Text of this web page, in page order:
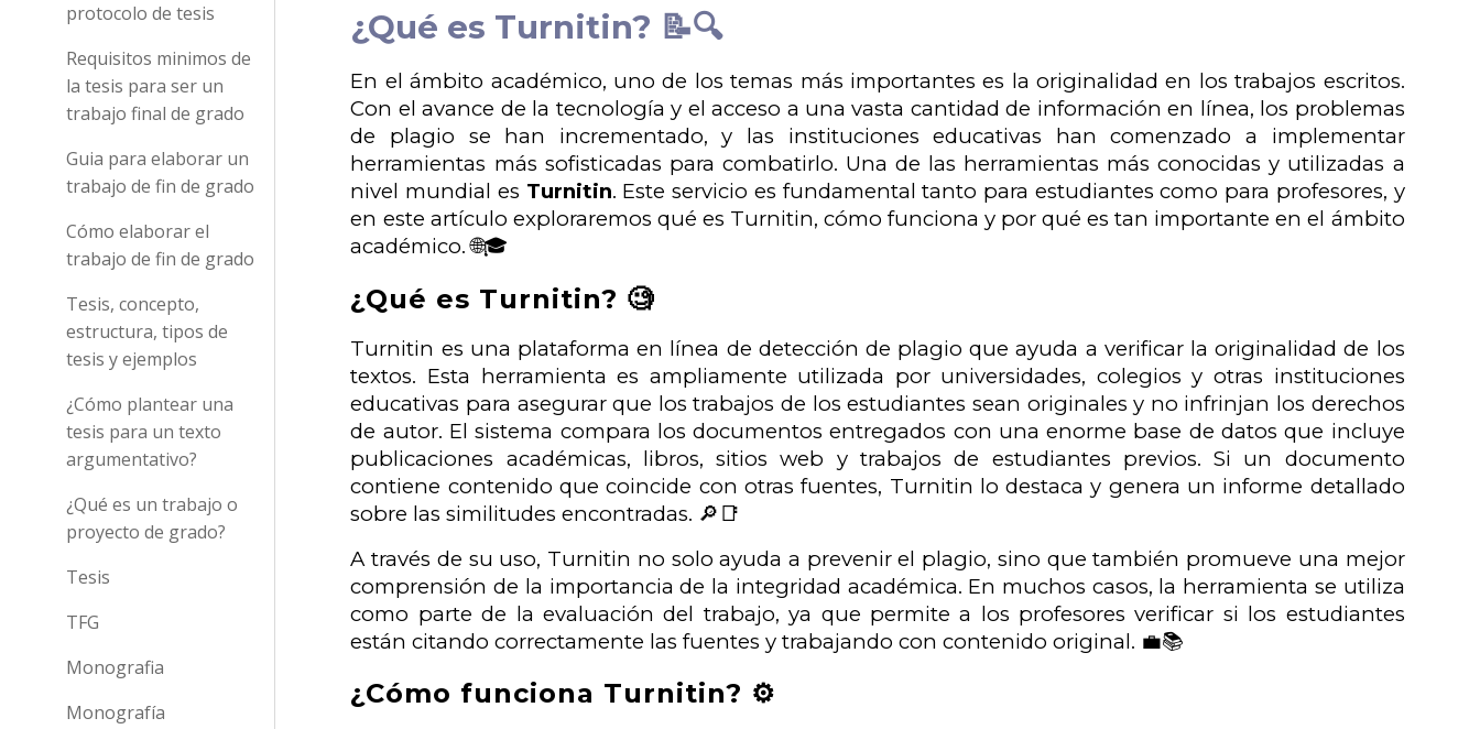
protocolo de tesis
Requisitos minimos de
la tesis para ser un
trabajo final de grado
Guia para elaborar un
trabajo de fin de grado
Cómo elaborar el
trabajo de fin de grado
Tesis, concepto,
estructura, tipos de
tesis y ejemplos
¿Cómo plantear una
tesis para un texto
argumentativo?
¿Qué es un trabajo o
proyecto de grado?
Tesis
TFG
Monografia
Monografía
¿Qué es Turnitin? 📝🔍
En el ámbito académico, uno de los temas más importantes es la originalidad en los trabajos escritos.
Con el avance de la tecnología y el acceso a una vasta cantidad de información en línea, los problemas
de plagio se han incrementado, y las instituciones educativas han comenzado a implementar
herramientas más sofisticadas para combatirlo. Una de las herramientas más conocidas y utilizadas a
nivel mundial es Turnitin. Este servicio es fundamental tanto para estudiantes como para profesores, y
en este artículo exploraremos qué es Turnitin, cómo funciona y por qué es tan importante en el ámbito
académico. 🌐🎓
¿Qué es Turnitin? 🧐
Turnitin es una plataforma en línea de detección de plagio que ayuda a verificar la originalidad de los
textos. Esta herramienta es ampliamente utilizada por universidades, colegios y otras instituciones
educativas para asegurar que los trabajos de los estudiantes sean originales y no infrinjan los derechos
de autor. El sistema compara los documentos entregados con una enorme base de datos que incluye
publicaciones académicas, libros, sitios web y trabajos de estudiantes previos. Si un documento
contiene contenido que coincide con otras fuentes, Turnitin lo destaca y genera un informe detallado
sobre las similitudes encontradas. 🔎📑
A través de su uso, Turnitin no solo ayuda a prevenir el plagio, sino que también promueve una mejor
comprensión de la importancia de la integridad académica. En muchos casos, la herramienta se utiliza
como parte de la evaluación del trabajo, ya que permite a los profesores verificar si los estudiantes
están citando correctamente las fuentes y trabajando con contenido original. 💼📚
¿Cómo funciona Turnitin? ⚙️